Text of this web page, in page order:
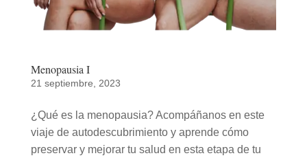
Menopausia I
21 septiembre, 2023
¿Qué es la menopausia? Acompáñanos en este
viaje de autodescubrimiento y aprende cómo
preservar y mejorar tu salud en esta etapa de tu